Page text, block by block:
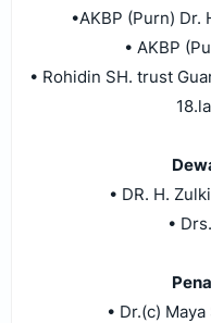
•AKBP (Purn) Dr.
• AKBP
• Rohidin SH. trust
• DR. H.
•
• Dr.(c)